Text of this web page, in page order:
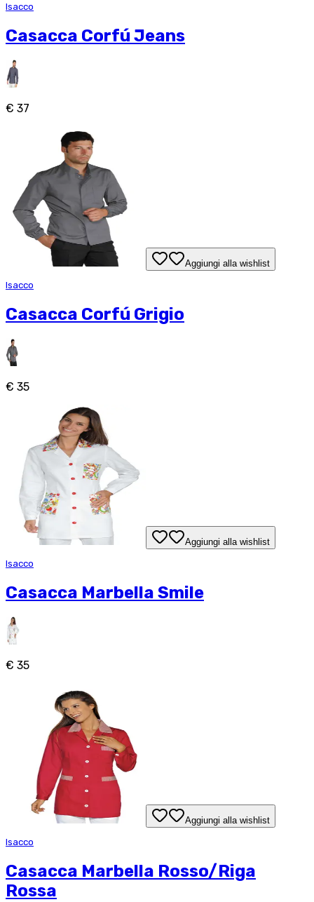
Isacco
Casacca Corfú Jeans
€ 37
Aggiungi alla wishlist
Isacco
Casacca Corfú Grigio
€ 35
Aggiungi alla wishlist
Isacco
Casacca Marbella Smile
€ 35
Aggiungi alla wishlist
Isacco
Casacca Marbella Rosso/Riga
Rossa